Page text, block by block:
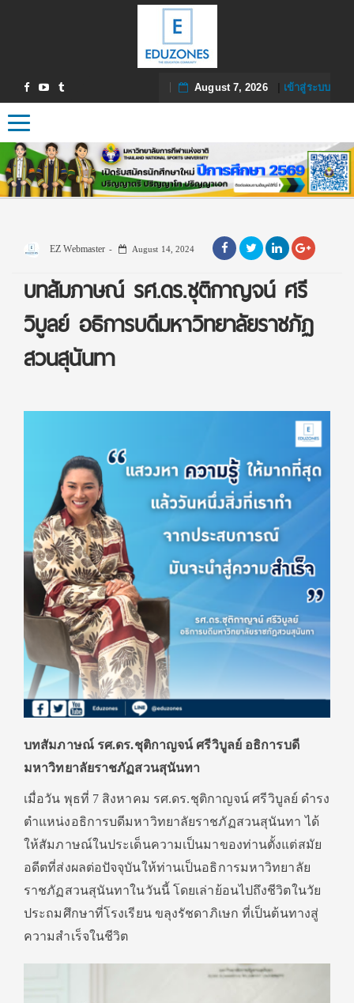
August 7, 2026| เข้าสู่ระบบ
Toggle navigation
EZ Webmaster August 14, 2024
บทสัมภาษณ์ รศ.ดร.ชุติกาญจน์ ศรี
วิบูลย์ อธิการบดีมหาวิทยาลัยราชภัฏ
สวนสุนันทา
บทสัมภาษณ์ รศ.ดร.ชุติกาญจน์ ศรีวิบูลย์ อธิการบดี
มหาวิทยาลัยราชภัฏสวนสุนันทา
เมื่อวัน พุธที่ 7 สิงหาคม รศ.ดร.ชุติกาญจน์ ศรีวิบูลย์ ดำรง
ตำแหน่งอธิการบดีมหาวิทยาลัยราชภัฏสวนสุนันทา ได้
ให้สัมภาษณ์ในประเด็นความเป็นมาของท่านตั้งแต่สมัย
อดีตที่ส่งผลต่อปัจจุบันให้ท่านเป็นอธิการมหาวิทยาลัย
ราชภัฏสวนสุนันทาในวันนี้ โดยเล่าย้อนไปถึงชีวิตในวัย
ประถมศึกษาที่โรงเรียน ขลุงรัชดาภิเษก ที่เป็นต้นทางสู่
ความสำเร็จในชีวิต